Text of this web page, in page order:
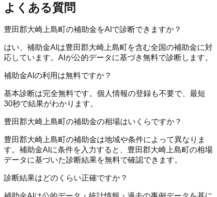
よくある質問
豊田郡大崎上島町の補助金をAIで診断できますか？
はい、補助金AIは豊田郡大崎上島町を含む全国の補助金に対
応しています。AIが公的データに基づき無料で診断します。
補助金AIの利用は無料ですか？
基本診断は完全無料です。個人情報の登録も不要で、最短
30秒で結果がわかります。
豊田郡大崎上島町の補助金の相場はいくらですか？
豊田郡大崎上島町の補助金は地域や条件によって異なりま
す。補助金AIに条件を入力すると、豊田郡大崎上島町の相場
データに基づいた診断結果を無料で確認できます。
診断結果はどのくらい正確ですか？